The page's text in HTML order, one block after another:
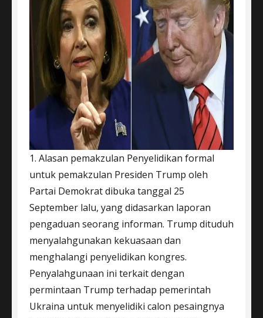
1. Alasan pemakzulan Penyelidikan formal
untuk pemakzulan Presiden Trump oleh
Partai Demokrat dibuka tanggal 25
September lalu, yang didasarkan laporan
pengaduan seorang informan. Trump dituduh
menyalahgunakan kekuasaan dan
menghalangi penyelidikan kongres.
Penyalahgunaan ini terkait dengan
permintaan Trump terhadap pemerintah
Ukraina untuk menyelidiki calon pesaingnya